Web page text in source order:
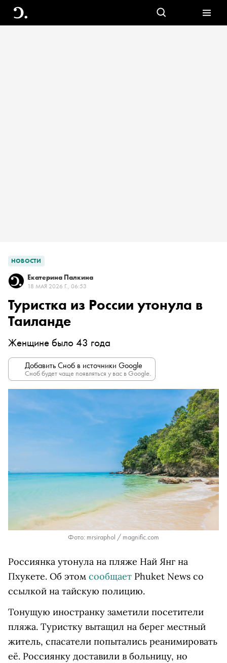
НОВОСТИ
Екатерина Палкина
18 МАЯ 2026 Г., 06:53
Туристка из России утонула в
Таиланде
Женщине было 43 года
Добавить Сноб в источники Google
Сноб будет чаще появляться у вас в Google.
Фото: mrsiraphol / magnific.com
Россиянка утонула на пляже Най Янг на
Пхукете. Об этом сообщает Phuket News со
ссылкой на тайскую полицию.
Тонущую иностранку заметили посетители
пляжа. Туристку вытащил на берег местный
житель, спасатели попытались реанимировать
её. Россиянку доставили в больницу, но